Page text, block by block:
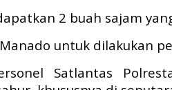
2 buah sajam
untuk dilakukan
Satlantas